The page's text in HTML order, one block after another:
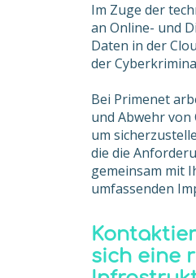
Im Zuge der
an Online- und
Daten in der
der
Bei Primenet
und Abwehr
um
die die
gemeinsam mit
umfassenden
sich eine